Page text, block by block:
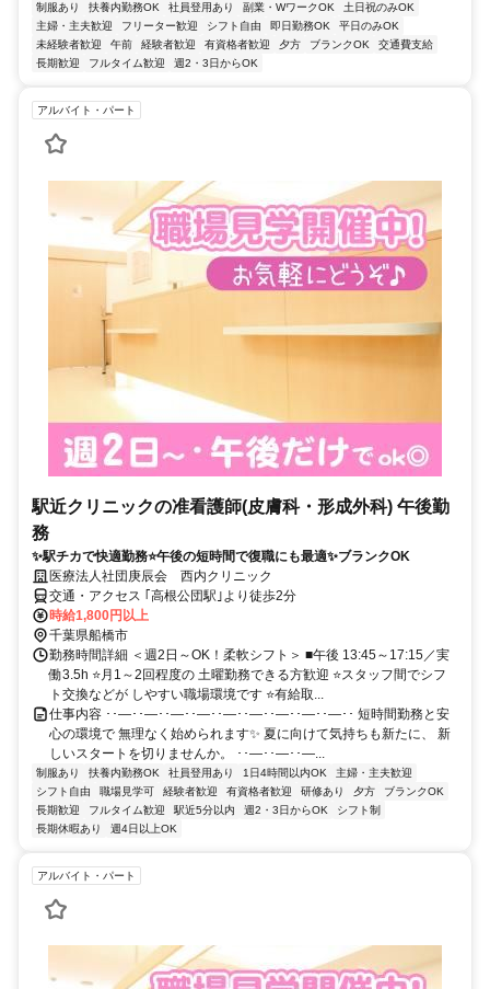
制服あり 扶養内勤務OK 社員登用あり 副業・WワークOK
土日祝のみOK
主婦・主夫歓迎
フリーター歓迎 シフト自由 即日勤務OK
平日のみOK
未経験者歓迎
午前 経験者歓迎 有資格者歓迎 夕方 ブランクOK
交通費支給
長期歓迎
フルタイム歓迎 週2・3日からOK
アルバイト・パート
駅近クリニックの准看護師(皮膚科・形成外科) 午後勤
務
✨駅チカで快適勤務⭐午後の短時間で復職にも最適✨ブランクOK
医療法人社団庚辰会 西内クリニック
交通・アクセス ｢高根公団駅｣より徒歩2分
時給1,800円以上
千葉県船橋市
勤務時間詳細 ＜週2日～OK！柔軟シフト＞ ■午後 13:45～17:15／実
働3.5h ⭐月1～2回程度の 土曜勤務できる方歓迎 ⭐スタッフ間でシフ
ト交換などが しやすい職場環境です ⭐有給取...
仕事内容 ･･―･･―･･―･･―･･―･･―･･―･･―･･―･･ 短時間勤務と安
心の環境で 無理なく始められます✨ 夏に向けて気持ちも新たに、 新
しいスタートを切りませんか。 ･･―･･―･･―...
制服あり 扶養内勤務OK 社員登用あり 1日4時間以内OK
主婦・主夫歓迎
シフト自由
職場見学可 経験者歓迎 有資格者歓迎 研修あり 夕方
ブランクOK
長期歓迎
フルタイム歓迎 駅近5分以内 週2・3日からOK
シフト制
長期休暇あり
週4日以上OK
アルバイト・パート